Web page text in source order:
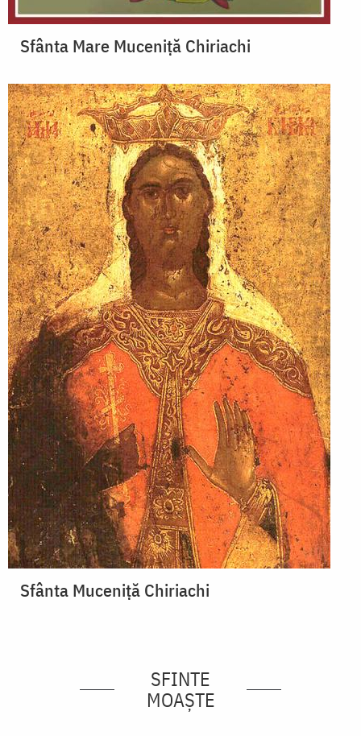
Sfânta Mare Muceniță Chiriachi
Sfânta Muceniţă Chiriachi
SFINTE
MOAȘTE